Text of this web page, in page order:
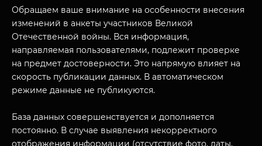
Обращаем ваше внимание на особенности внесения
изменений в анкеты участников Великой
Отечественной войны. Вся информация,
направляемая пользователями, подлежит проверке
на предмет достоверности. Это напрямую влияет на
скорость публикации данных. В автоматическом
режиме данные не публикуются.
База данных совершенствуется и дополняется
постоянно. В случае выявления некорректного
отображения информации (отсутствие фото, даты,